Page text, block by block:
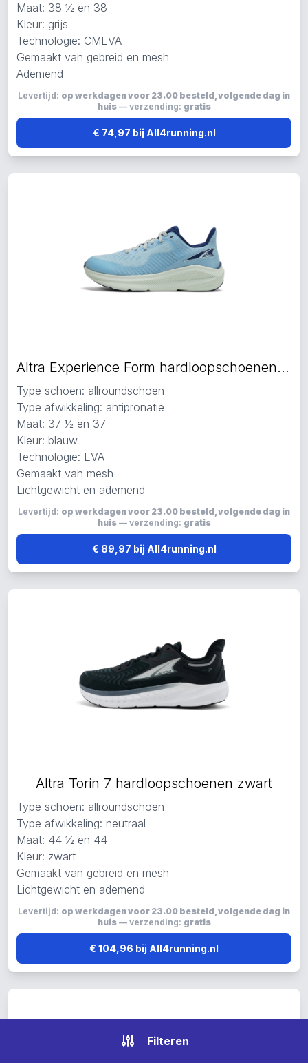
Maat: 38 ½ en 38
Kleur: grijs
Technologie: CMEVA
Gemaakt van gebreid en mesh
Ademend
Levertijd: op werkdagen voor 23.00 besteld, volgende dag in
huis— verzending: gratis
€ 74,97 bij All4running.nl
Altra Experience Form hardloopschoenen blauw
Type schoen: allroundschoen
Type afwikkeling: antipronatie
Maat: 37 ½ en 37
Kleur: blauw
Technologie: EVA
Gemaakt van mesh
Lichtgewicht en ademend
Levertijd: op werkdagen voor 23.00 besteld, volgende dag in
huis— verzending: gratis
€ 89,97 bij All4running.nl
Altra Torin 7 hardloopschoenen zwart
Type schoen: allroundschoen
Type afwikkeling: neutraal
Maat: 44 ½ en 44
Kleur: zwart
Gemaakt van gebreid en mesh
Lichtgewicht en ademend
Levertijd: op werkdagen voor 23.00 besteld, volgende dag in
huis— verzending: gratis
€ 104,96 bij All4running.nl
Filteren